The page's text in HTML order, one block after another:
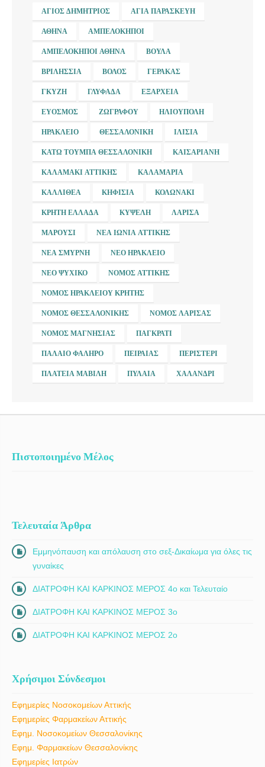
ΆΓΙΟΣ ΔΗΜΉΤΡΙΟΣ ΑΓΊΑ ΠΑΡΑΣΚΕΥΉ
ΑΘΉΝΑ ΑΜΠΕΛΌΚΗΠΟΙ
ΑΜΠΕΛΌΚΗΠΟΙ ΑΘΉΝΑ ΒΟΎΛΑ
ΒΡΙΛΉΣΣΙΑ ΒΌΛΟΣ ΓΈΡΑΚΑΣ
ΓΚΎΖΗ ΓΛΥΦΆΔΑ ΕΞΆΡΧΕΙΑ
ΕΎΟΣΜΟΣ ΖΩΓΡΆΦΟΥ ΗΛΙΟΎΠΟΛΗ
ΗΡΆΚΛΕΙΟ ΘΕΣΣΑΛΟΝΊΚΗ ΙΛΊΣΙΑ
ΚΆΤΩ ΤΟΎΜΠΑ ΘΕΣΣΑΛΟΝΊΚΗ ΚΑΙΣΑΡΙΑΝΉ
ΚΑΛΑΜΆΚΙ ΑΤΤΙΚΉΣ ΚΑΛΑΜΑΡΙΆ
ΚΑΛΛΙΘΈΑ ΚΗΦΙΣΙΆ ΚΟΛΩΝΆΚΙ
ΚΡΉΤΗ ΕΛΛΆΔΑ ΚΥΨΈΛΗ ΛΆΡΙΣΑ
ΜΑΡΟΎΣΙ ΝΈΑ ΙΩΝΊΑ ΑΤΤΙΚΉΣ
ΝΈΑ ΣΜΎΡΝΗ ΝΈΟ ΗΡΆΚΛΕΙΟ
ΝΈΟ ΨΥΧΙΚΌ ΝΟΜΌΣ ΑΤΤΙΚΉΣ
ΝΟΜΌΣ ΗΡΑΚΛΕΊΟΥ ΚΡΉΤΗΣ
ΝΟΜΌΣ ΘΕΣΣΑΛΟΝΊΚΗΣ ΝΟΜΌΣ ΛΆΡΙΣΑΣ
ΝΟΜΌΣ ΜΑΓΝΗΣΊΑΣ ΠΑΓΚΡΆΤΙ
ΠΑΛΑΙΌ ΦΆΛΗΡΟ ΠΕΙΡΑΙΆΣ ΠΕΡΙΣΤΈΡΙ
ΠΛΑΤΕΊΑ ΜΑΒΊΛΗ ΠΥΛΑΊΑ ΧΑΛΆΝΔΡΙ
Πιστοποιημένο Μέλος
Τελευταία Άρθρα
Εμμηνόπαυση και απόλαυση στο σεξ-Δικαίωμα για όλες τις
γυναίκες
ΔΙΑΤΡΟΦΗ ΚΑΙ ΚΑΡΚΙΝΟΣ ΜΕΡΟΣ 4ο και Τελευταίο
ΔΙΑΤΡΟΦΗ ΚΑΙ ΚΑΡΚΙΝΟΣ ΜΕΡΟΣ 3ο
ΔΙΑΤΡΟΦΗ ΚΑΙ ΚΑΡΚΙΝΟΣ ΜΕΡΟΣ 2ο
Χρήσιμοι Σύνδεσμοι
Εφημερίες Νοσοκομείων Αττικής
Εφημερίες Φαρμακείων Αττικής
Εφημ. Νοσοκομείων Θεσσαλονίκης
Εφημ. Φαρμακείων Θεσσαλονίκης
Εφημερίες Ιατρών